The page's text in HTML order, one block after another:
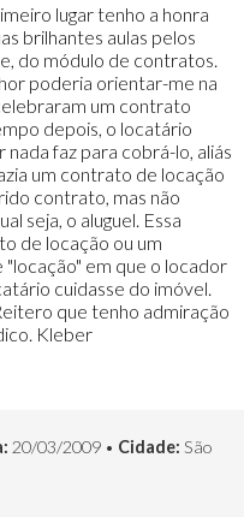
lugar tenho a honra
brilhantes aulas pelos
do módulo de contratos.
poderia orientar-me na
um contrato
depois, o locatário
nada faz para cobrá-lo, aliás
um contrato de locação
contrato, mas não
seja, o aluguel. Essa
de locação ou um
em que o locador
cuidasse do imóvel.
que tenho admiração
Kleber
20/03/2009 • Cidade: São